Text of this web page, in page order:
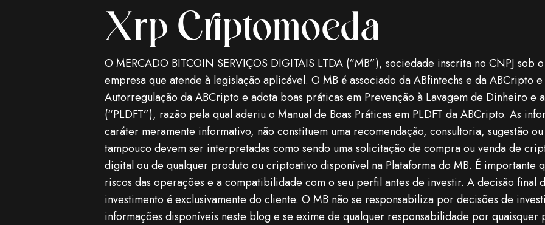
Xrp Criptomoeda
O MERCADO BITCOIN SERVIÇOS DIGITAIS LTDA (“MB”), sociedade inscrita no CNPJ sob
empresa que atende à legislação aplicável. O MB é associado da ABfintechs e da ABCripto
Autorregulação da ABCripto e adota boas práticas em Prevenção à Lavagem de Dinheiro e
(“PLDFT”), razão pela qual aderiu o Manual de Boas Práticas em PLDFT da ABCripto. As
caráter meramente informativo, não constituem uma recomendação, consultoria, sugestão
tampouco devem ser interpretadas como sendo uma solicitação de compra ou venda de
digital ou de qualquer produto ou criptoativo disponível na Plataforma do MB. É
riscos das operações e a compatibilidade com o seu perfil antes de investir. A decisão final
investimento é exclusivamente do cliente. O MB não se responsabiliza por decisões de
informações disponíveis neste blog e se exime de qualquer responsabilidade por